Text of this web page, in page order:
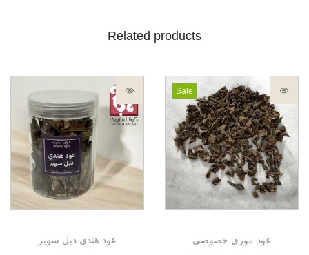
Related products
عود هندي دبل سوبر
Sale
عود موري خصوصي